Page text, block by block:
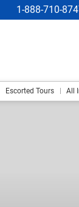
1-888-710-
Escorted Tours All